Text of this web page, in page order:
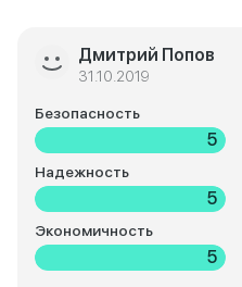
Дмитрий Попов
31.10.2019
Безопасность
5
Надежность
5
Экономичность
5